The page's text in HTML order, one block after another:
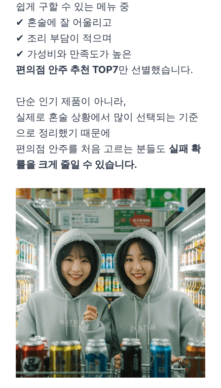
쉽게 구할 수 있는 메뉴 중
✔ 혼술에 잘 어울리고
✔ 조리 부담이 적으며
✔ 가성비와 만족도가 높은
편의점 안주 추천 TOP7만 선별했습니다.
단순 인기 제품이 아니라,
실제로 혼술 상황에서 많이 선택되는 기준
으로 정리했기 때문에
편의점 안주를 처음 고르는 분들도 실패 확
률을 크게 줄일 수 있습니다.